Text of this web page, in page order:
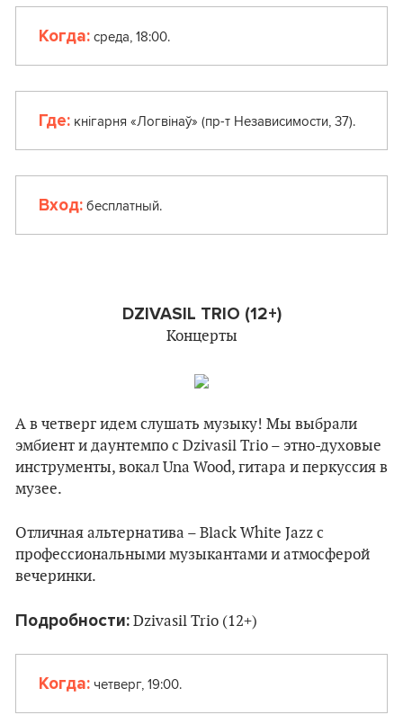
Когда:среда, 18:00.
Где: кнігарня «Логвінаў» (пр-т Независимости, 37).
Вход:бесплатный.
DZIVASIL TRIO (12+)
Концерты
А в четверг идем слушать музыку! Мы выбрали
эмбиент и даунтемпо с Dzivasil Trio – этно-духовые
инструменты, вокал Una Wood, гитара и перкуссия в
музее.
Отличная альтернатива – Black White Jazz c
профессиональными музыкантами и атмосферой
вечеринки.
Подробности: Dzivasil Trio (12+)
Когда: четверг, 19:00.